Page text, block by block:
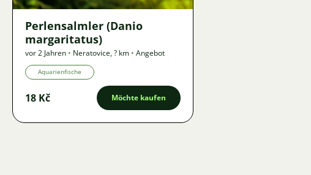
Perlensalmler (Danio
margaritatus)
vor 2 Jahren • Neratovice,? km • Angebot
Aquarienfische
18 Kč Möchte kaufen